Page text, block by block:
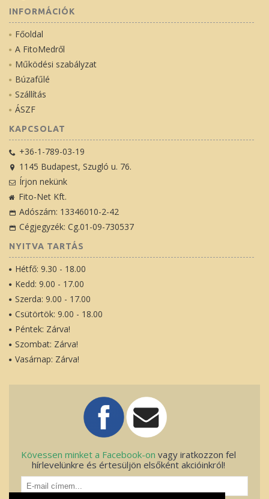
INFORMÁCIÓK
Főoldal
A FitoMedről
Működési szabályzat
Búzafűlé
Szállítás
ÁSZF
KAPCSOLAT
+36-1-789-03-19
1145 Budapest, Szugló u. 76.
Írjon nekünk
Fito-Net Kft.
Adószám: 13346010-2-42
Cégjegyzék: Cg.01-09-730537
NYITVA TARTÁS
Hétfő: 9.30 - 18.00
Kedd: 9.00 - 17.00
Szerda: 9.00 - 17.00
Csütörtök: 9.00 - 18.00
Péntek: Zárva!
Szombat: Zárva!
Vasárnap: Zárva!
Kövessen minket a Facebook-on vagy iratkozzon fel
hírlevelünkre és értesüljön elsőként akcióinkról!